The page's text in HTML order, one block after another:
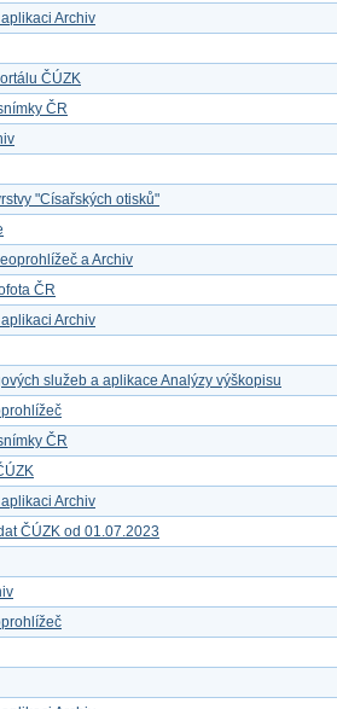
Archiv
ČÚZK
ČR
"Císařských otisků"
a Archiv
ČR
Archiv
služeb a aplikace Analýzy výškopisu
ČR
Archiv
ČÚZK od 01.07.2023